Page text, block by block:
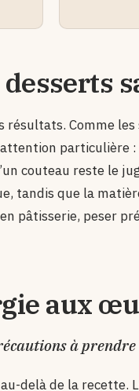
desserts
Comme
couteau reste le
tandis que la
pâtisserie, peser
aux
à prendre
delà de la